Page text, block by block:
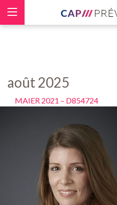
août 2025
MAIER 2021 – D854724
Panneau de gestion des cookies